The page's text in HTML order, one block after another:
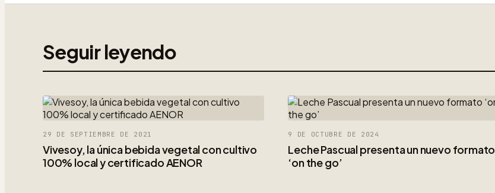
Seguir leyendo
29 DE SEPTIEMBRE DE 2021
Vivesoy, la única bebida vegetal con cultivo
100% local y certificado AENOR
9 DE OCTUBRE DE 2024
Leche Pascual presenta un nuevo formato
‘on the go’